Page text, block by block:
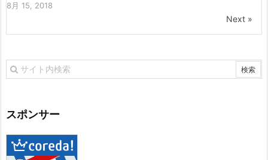
8月 15, 2018
Next »
スポンサー